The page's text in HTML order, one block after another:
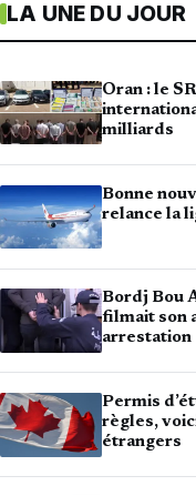
LA UNE DU JOUR
Oran : le
milliards
Bonne
relance la
Bordj Bou
filmait son
arrestation
Permis
règles,
étrangers